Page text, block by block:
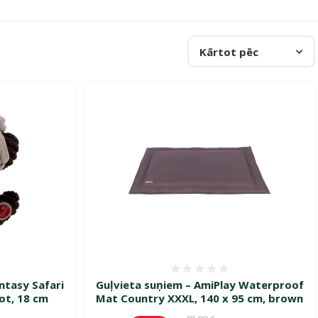
Kārtot pēc
Safari
18 cm
Guļvieta suņiem – AmiPlay Waterproof
Mat Country XXXL, 140 x 95 cm, brown